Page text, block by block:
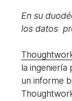
En su
los datos
la ingeniería
un informe